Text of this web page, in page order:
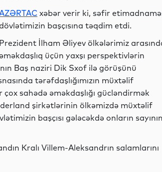
xəbər verir ki, səfir
başçısına təqdim etdi.
Prezident İlham Əliyev ölkələrimiz
üçün yaxşı perspektivlərin
Baş naziri Dik Sxof ilə görüşünü
tərəfdaşlığımızın müxtəlif
sahədə əməkdaşlığı gücləndirmək
şirkətlərinin ölkəmizdə müxtəlif
başçısı gələcəkdə onların sayının
Kralı Villem-Aleksandrın salamlarını